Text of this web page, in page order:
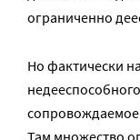
ограниченно
Но фактически